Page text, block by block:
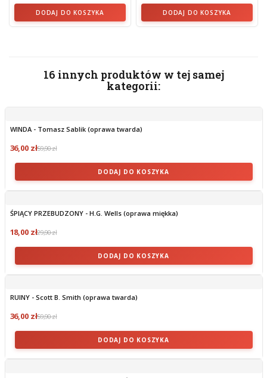
DODAJ DO KOSZYKA DODAJ DO KOSZYKA
16 innych produktów w tej samej
kategorii:
WINDA - Tomasz Sablik (oprawa twarda)
36,00 zł59,90 zł
DODAJ DO KOSZYKA
ŚPIĄCY PRZEBUDZONY - H.G. Wells (oprawa miękka)
18,00 zł29,90 zł
DODAJ DO KOSZYKA
RUINY - Scott B. Smith (oprawa twarda)
36,00 zł59,90 zł
DODAJ DO KOSZYKA